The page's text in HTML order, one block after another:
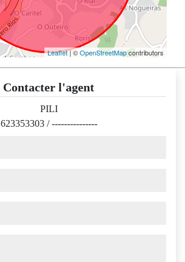
Leaflet| ©OpenStreetMapcontributors
Contacter l'agent
PILI
623353303 /---------------